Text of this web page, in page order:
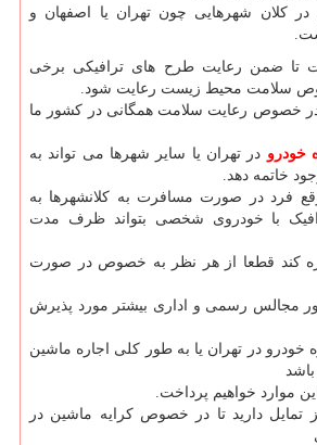
کلان شهرهایی چون تهران یا اصفهان و
تا ضمن رعایت طرح های ترافیکی برخی
سلامت محیط زیست رعایت شود.
در خصوص رعایت سلامت همگانی در کشور ما
خودرو در تهران یا سایر شهرها می تواند به
خاتمه دهد.
فرد در صورت مسافرت به کلانشهرها به
با خودروی شخصی بتواند ظرف مدت
کند قطعا از هر نظر به خصوص در صورت
مجالس رسمی و اداری بیشتر مورد پذیرش
خودرو در تهران یا به طور کلی اجاره ماشین
موارد خواهیم پرداخت.
دارید تا در خصوص کرایه ماشین در